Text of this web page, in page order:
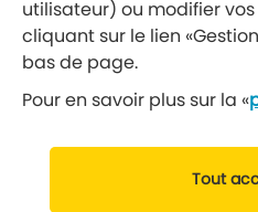
Retrouvez
utilisateur) ou modifier
cliquant sur le lien
bas de page.
Pour en savoir plus sur la «
Tout